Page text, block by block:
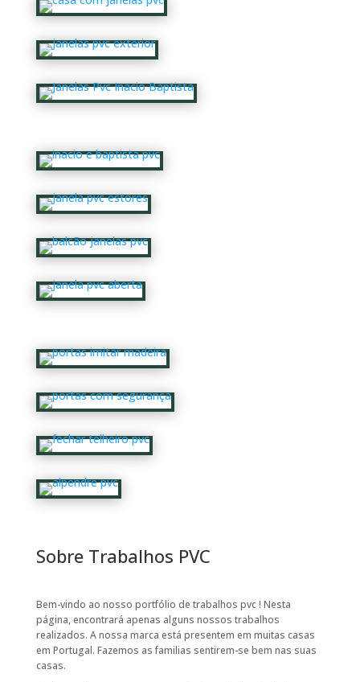
Sobre Trabalhos PVC
Bem-vindo ao nosso portfólio de trabalhos pvc ! Nesta
página, encontrará apenas alguns nossos trabalhos
realizados. A nossa marca está presentem em muitas casas
em Portugal. Fazemos as familias sentirem-se bem nas suas
casas.